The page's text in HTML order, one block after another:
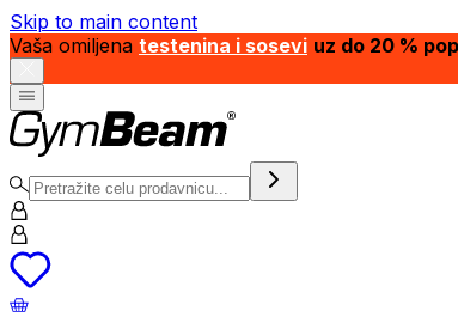
Skip to main content
Vaša omiljena testenina i sosevi uz do 20 %